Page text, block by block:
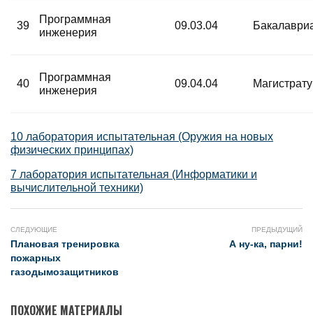
39
Программная
инженерия
09.03.04
40
Программная
инженерия
09.04.04
10 лаборатория испытательная (Оружия на новых
физических принципах)
7 лаборатория испытательная (Информатики и
вычислительной техники)
СЛЕДУЮЩИЕ
Плановая тренировка
пожарных
газодымозащитников
ПРЕДЫДУЩИЙ
А ну-ка, парни!
ПОХОЖИЕ МАТЕРИАЛЫ